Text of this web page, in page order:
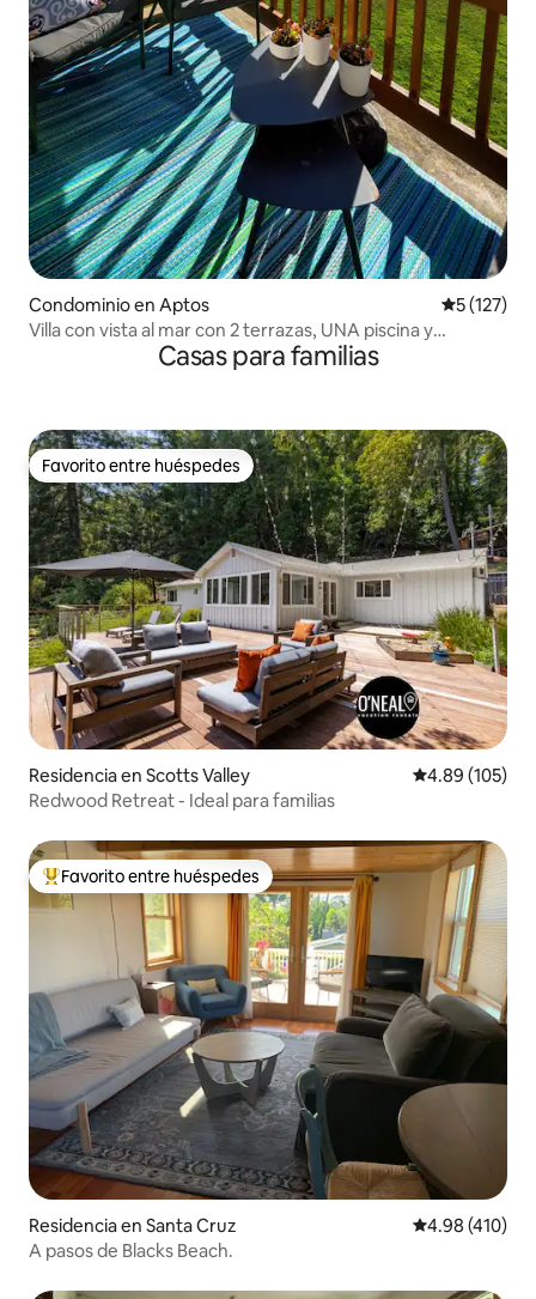
Condominio en Aptos
5 (127)
Villa con vista al mar con 2 terrazas, UNA piscina y
Casas para familias
Favorito entre huéspedes
Favorito entre huéspedes
Residencia en Scotts Valley Calificación
4.89 (105)
Redwood Retreat - Ideal para familias
De los mejores en Favorito entre huéspedes
Favorito entre huéspedes
Residencia en Santa Cruz Calificación
4.98 (410)
A pasos de Blacks Beach.